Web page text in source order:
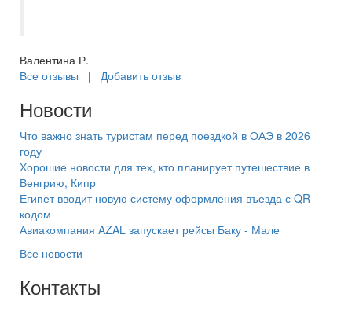
Валентина Р.
Все отзывы | Добавить отзыв
Новости
Что важно знать туристам перед поездкой в ОАЭ в 2026
году
Хорошие новости для тех, кто планирует путешествие в
Венгрию, Кипр
Египет вводит новую систему оформления въезда с QR-
кодом
Авиакомпания AZAL запускает рейсы Баку - Мале
Все новости
Контакты